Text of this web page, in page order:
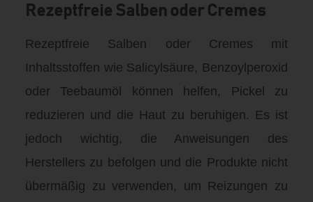
Rezeptfreie Salben oder Cremes
Rezeptfreie Salben oder Cremes mit
Inhaltsstoffen wie Salicylsäure, Benzoylperoxid
oder Teebaumöl können helfen, Pickel zu
reduzieren und die Haut zu beruhigen. Es ist
jedoch wichtig, die Anweisungen des
Herstellers zu befolgen und die Produkte nicht
übermäßig zu verwenden, um Reizungen zu